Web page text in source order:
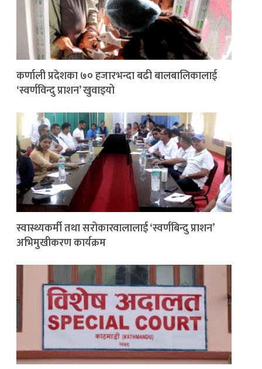
कर्णाली प्रदेशका ७० हजारभन्दा बढी बालबालिकालाई
‘स्वर्णविन्दु प्राशन’ खुवाइयो
स्वास्थ्यकर्मी तथा सरोकारवालालाई ‘स्वर्णबिन्दु प्राशन’
अभिमुखीकरण कार्यक्रम